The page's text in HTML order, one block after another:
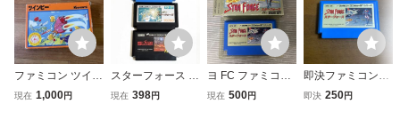
ファミコン ツイン
ビー Konami 箱説
現在 1,000円
スターフォース ス
ーパースターフォ
現在 398円
ヨ FC ファミコン
スターフォース 箱
現在 500円
即決ファミコンソ
フト スターフォー
即決 250円